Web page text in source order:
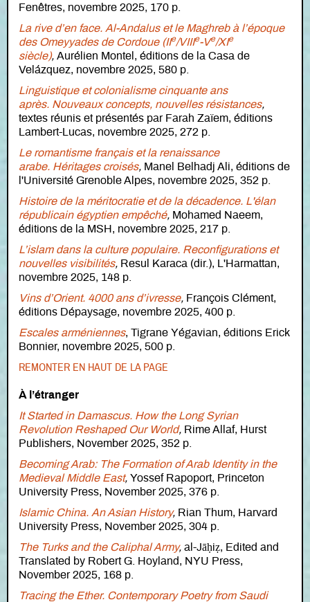
Fenêtres, novembre 2025, 170 p.
La rive d’en face. Al-Andalus et le Maghreb à l’époque
des Omeyyades de Cordoue (IIe/VIIIe-Ve/XIe
siècle), Aurélien Montel, éditions de la Casa de
Velázquez, novembre 2025, 580 p.
Linguistique et colonialisme cinquante ans
après. Nouveaux concepts, nouvelles résistances,
textes réunis et présentés par Farah Zaïem, éditions
Lambert-Lucas, novembre 2025, 272 p.
Le romantisme français et la renaissance
arabe. Héritages croisés, Manel Belhadj Ali, éditions de
l'Université Grenoble Alpes, novembre 2025, 352 p.
Histoire de la méritocratie et de la décadence. L'élan
républicain égyptien empêché, Mohamed Naeem,
éditions de la MSH, novembre 2025, 217 p.
L’islam dans la culture populaire. Reconfigurations et
nouvelles visibilités, Resul Karaca (dir.), L'Harmattan,
novembre 2025, 148 p.
Vins d’Orient. 4000 ans d’ivresse, François Clément,
éditions Dépaysage, novembre 2025, 400 p.
Escales arméniennes, Tigrane Yégavian, éditions Erick
Bonnier, novembre 2025, 500 p.
REMONTER EN HAUT DE LA PAGE
À l’étranger
It Started in Damascus. How the Long Syrian
Revolution Reshaped Our World, Rime Allaf, Hurst
Publishers, November 2025, 352 p.
Becoming Arab: The Formation of Arab Identity in the
Medieval Middle East, Yossef Rapoport, Princeton
University Press, November 2025, 376 p.
Islamic China. An Asian History, Rian Thum, Harvard
University Press, November 2025, 304 p.
The Turks and the Caliphal Army, al-Jāḥiẓ, Edited and
Translated by Robert G. Hoyland, NYU Press,
November 2025, 168 p.
Tracing the Ether. Contemporary Poetry from Saudi